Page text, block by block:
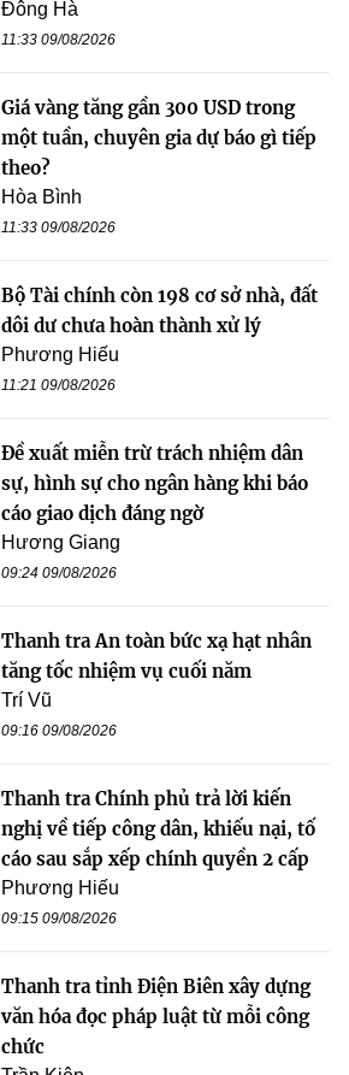
Đông Hà
11:33 09/08/2026
Giá vàng tăng gần 300 USD trong
một tuần, chuyên gia dự báo gì tiếp
theo?
Hòa Bình
11:33 09/08/2026
Bộ Tài chính còn 198 cơ sở nhà, đất
dôi dư chưa hoàn thành xử lý
Phương Hiếu
11:21 09/08/2026
Đề xuất miễn trừ trách nhiệm dân
sự, hình sự cho ngân hàng khi báo
cáo giao dịch đáng ngờ
Hương Giang
09:24 09/08/2026
Thanh tra An toàn bức xạ hạt nhân
tăng tốc nhiệm vụ cuối năm
Trí Vũ
09:16 09/08/2026
Thanh tra Chính phủ trả lời kiến
nghị về tiếp công dân, khiếu nại, tố
cáo sau sắp xếp chính quyền 2 cấp
Phương Hiếu
09:15 09/08/2026
Thanh tra tỉnh Điện Biên xây dựng
văn hóa đọc pháp luật từ mỗi công
chức